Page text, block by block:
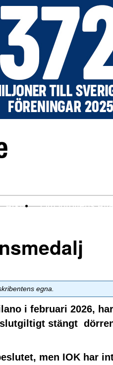
Arkiv Om Idrottens
egna.
i februari 2026,
stängt
men IOK har